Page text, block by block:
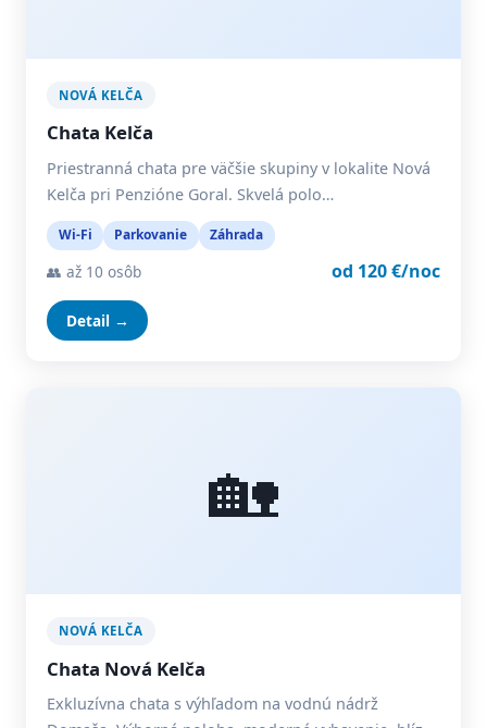
NOVÁ KELČA
Chata Kelča
Priestranná chata pre väčšie skupiny v lokalite Nová
Kelča pri Penzióne Goral. Skvelá polo…
Wi-Fi Parkovanie Záhrada
👥 až 10 osôb od 120 €/noc
Detail →
🏡
NOVÁ KELČA
Chata Nová Kelča
Exkluzívna chata s výhľadom na vodnú nádrž